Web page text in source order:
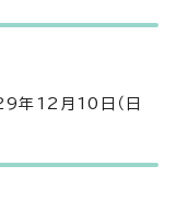
年12月10日（日